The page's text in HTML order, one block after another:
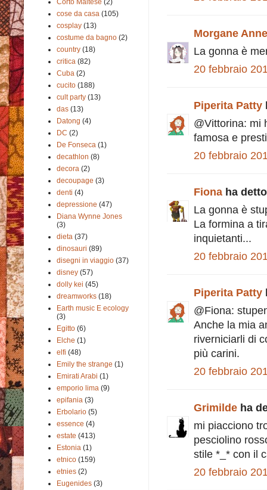
Morgane
La gonna è
20 febbraio
Piperita Patty
@Vittorina: mi
famosa e
20 febbraio
Fiona ha
La gonna è
La formina a
inquietanti...
20 febbraio
Piperita Patty
@Fiona:
Anche la mia
riverniciarli di
più carini.
20 febbraio
Grimilde ha
mi piacciono
pesciolino
stile *_* con il
20 febbraio
cose da casa (105)
cosplay (13)
costume da bagno (2)
country (18)
critica (82)
Cuba (2)
cucito (188)
cult party (13)
das (13)
Datong (4)
DC (2)
De Fonseca (1)
decathlon (8)
decora (2)
decoupage (3)
denti (4)
depressione (47)
Diana Wynne Jones
(3)
dieta (37)
dinosauri (89)
disegni in viaggio (37)
disney (57)
dolly kei (45)
dreamworks (18)
Earth music E ecology
(3)
Egitto (6)
Elche (1)
elfi (48)
Emily the strange (1)
Emirati Arabi (1)
emporio lima (9)
epifania (3)
Erbolario (5)
essence (4)
estate (413)
Estonia (1)
etnico (159)
etnies (2)
Eugenides (3)